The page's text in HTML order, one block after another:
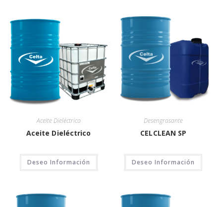
Aceite Dieléctrico
Aceite Dieléctrico
Deseo Información
Desengrasante
CELCLEAN SP
Deseo Información